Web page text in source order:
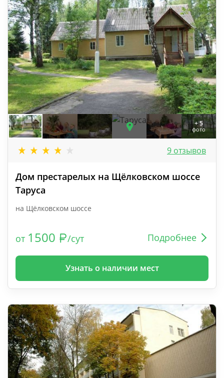
+ 5
фото
9 отзывов
Дом престарелых на Щёлковском шоссе
Таруса
на Щёлковском шоссе
от 1500 /сут Подробнее
Узнать о наличии мест